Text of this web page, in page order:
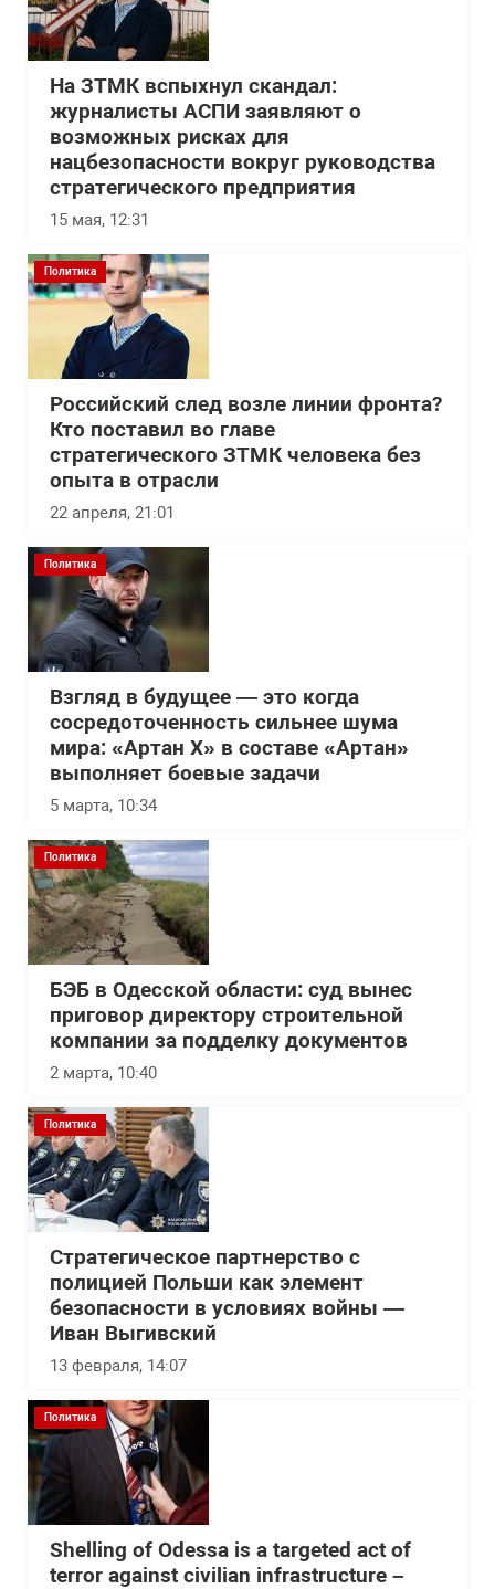
На ЗТМК вспыхнул скандал:
журналисты АСПИ заявляют о
возможных рисках для
нацбезопасности вокруг руководства
стратегического предприятия
15 мая, 12:31
Политика
Российский след возле линии фронта?
Кто поставил во главе
стратегического ЗТМК человека без
опыта в отрасли
22 апреля, 21:01
Политика
Взгляд в будущее — это когда
сосредоточенность сильнее шума
мира: «Артан Х» в составе «Артан»
выполняет боевые задачи
5 марта, 10:34
Политика
БЭБ в Одесской области: суд вынес
приговор директору строительной
компании за подделку документов
2 марта, 10:40
Политика
Стратегическое партнерство с
полицией Польши как элемент
безопасности в условиях войны —
Иван Выгивский
13 февраля, 14:07
Политика
Shelling of Odessa is a targeted act of
terror against civilian infrastructure –